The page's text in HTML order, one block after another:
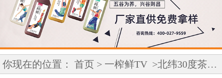
你现在的位置： 首页 > 一榨鲜TV >北纬30度茶山厚礼——六口茶